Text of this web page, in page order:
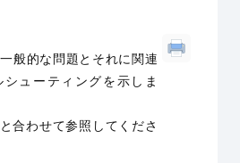
般的な問題とそれに関連
ューティングを示しま
合わせて参照してくださ